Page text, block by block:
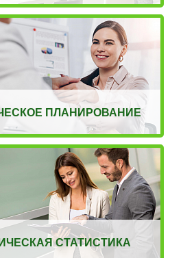
ПЛАНИРОВАНИЕ
СТАТИСТИКА